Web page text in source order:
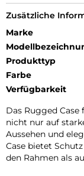
Zusätzliche
Marke
Produkttyp
Farbe
Verfügbarkeit
Das Rugged Case
nicht nur auf
Aussehen und
Case bietet
den Rahmen als